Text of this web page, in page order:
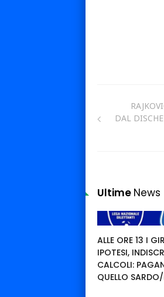
DAL
Ultime News
ALLE ORE 13 I
IPOTESI,
CALCOLI:
QUELLO